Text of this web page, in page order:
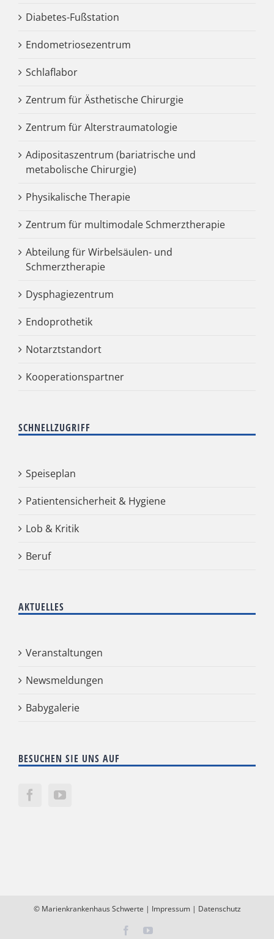
Diabetes-Fußstation
Endometriosezentrum
Schlaflabor
Zentrum für Ästhetische Chirurgie
Zentrum für Alterstraumatologie
Adipositaszentrum (bariatrische und
metabolische Chirurgie)
Physikalische Therapie
Zentrum für multimodale Schmerztherapie
Abteilung für Wirbelsäulen- und
Schmerztherapie
Dysphagiezentrum
Endoprothetik
Notarztstandort
Kooperationspartner
SCHNELLZUGRIFF
Speiseplan
Patientensicherheit & Hygiene
Lob & Kritik
Beruf
AKTUELLES
Veranstaltungen
Newsmeldungen
Babygalerie
BESUCHEN SIE UNS AUF
© Marienkrankenhaus Schwerte | Impressum| Datenschutz
FacebookYouTube